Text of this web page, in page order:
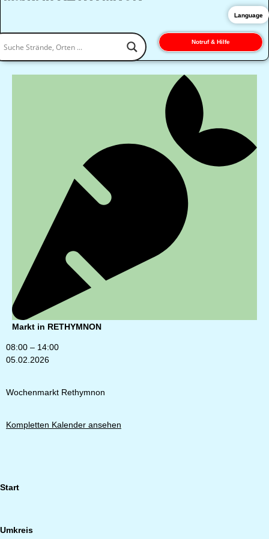
Notruf & Hilfe
Markt in RETHYMNON
08:00 – 14:00
05.02.2026
Wochenmarkt Rethymnon
Kompletten Kalender ansehen
Start
Umkreis
Language